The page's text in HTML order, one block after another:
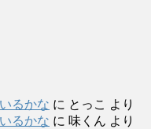
るかな に とっこ より
るかな に 味くん より